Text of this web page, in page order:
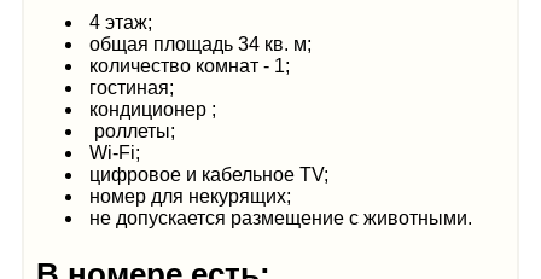
4 этаж;
общая площадь 34 кв. м;
количество комнат - 1;
гостиная;
кондиционер ;
роллеты;
Wi-Fi;
цифровое и кабельное TV;
номер для некурящих;
не допускается размещение с животными.